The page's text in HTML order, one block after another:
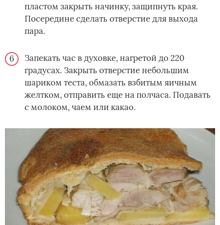
пластом закрыть начинку, защипнуть края.
Посередине сделать отверстие для выхода
пара.
Запекать час в духовке, нагретой до 220
градусах. Закрыть отверстие небольшим
шариком теста, обмазать взбитым яичным
желтком, отправить еще на полчаса. Подавать
с молоком, чаем или какао.